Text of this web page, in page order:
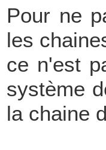
Pour ne
les
ce n'est
système
la chaine